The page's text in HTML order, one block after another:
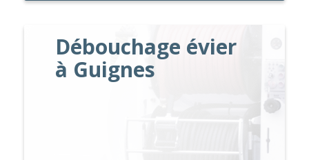
Débouchage évier
à Guignes